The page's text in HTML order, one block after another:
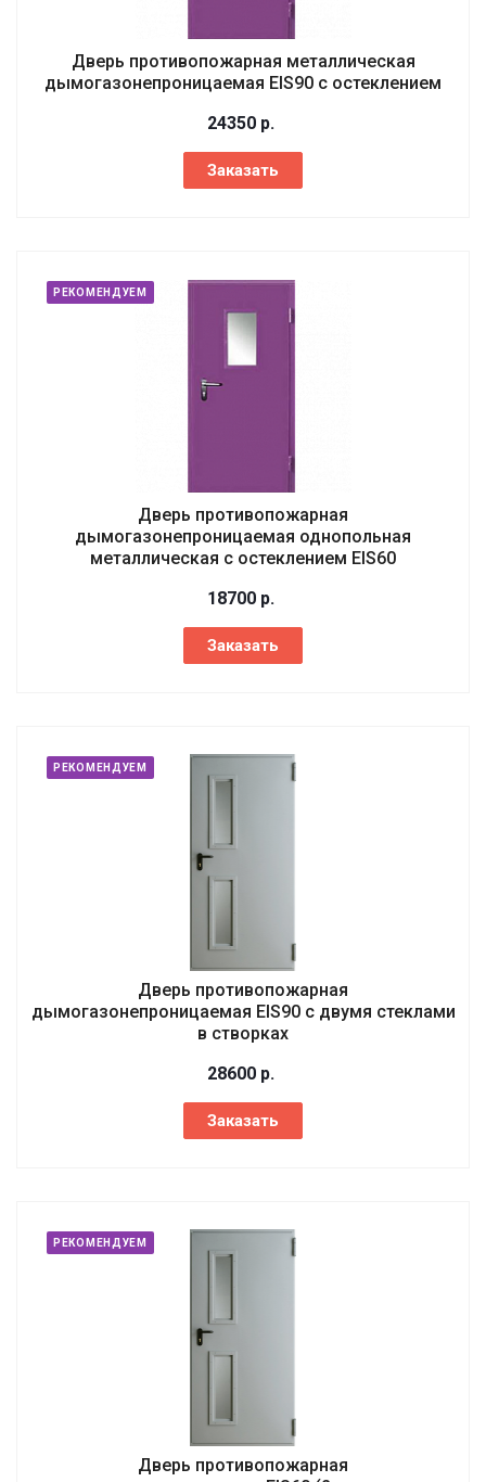
Дверь противопожарная металлическая
дымогазонепроницаемая EIS90 с остеклением
24350 р.
Заказать
РЕКОМЕНДУЕМ
Дверь противопожарная
дымогазонепроницаемая однопольная
металлическая с остеклением EIS60
18700 р.
Заказать
РЕКОМЕНДУЕМ
Дверь противопожарная
дымогазонепроницаемая EIS90 с двумя стеклами
в створках
28600 р.
Заказать
РЕКОМЕНДУЕМ
Дверь противопожарная